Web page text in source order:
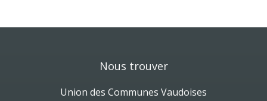
Nous trouver
Union des Communes Vaudoises